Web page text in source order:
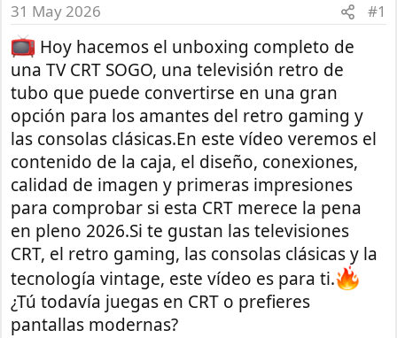
i
n
i
c
o
31 May 2026 #1
Hoy hacemos el unboxing completo de
una TV CRT SOGO, una televisión retro de
tubo que puede convertirse en una gran
opción para los amantes del retro gaming y
las consolas clásicas.En este vídeo veremos el
contenido de la caja, el diseño, conexiones,
calidad de imagen y primeras impresiones
para comprobar si esta CRT merece la pena
en pleno 2026.Si te gustan las televisiones
CRT, el retro gaming, las consolas clásicas y la
tecnología vintage, este vídeo es para ti.
¿Tú todavía juegas en CRT o prefieres
pantallas modernas?